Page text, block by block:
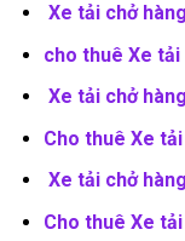
Xe tải chở
cho thuê Xe
Xe tải chở
Cho thuê Xe
Xe tải chở
Cho thuê Xe